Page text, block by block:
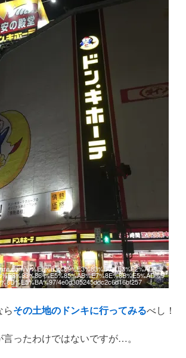
v/%E3%83%89%E3%83%B3%E3%82%AD%E
%E5%85%AB%E7%8E%8B%E5%AD%9
4e0d305245ddc2c6d16bf257
らその土地のドンキに行ってみるべし！
ったわけではないですが…。